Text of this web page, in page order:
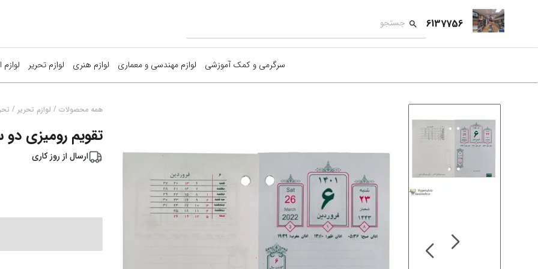
6137756
سرگرمی و کمک آموزشی
نمایش همه محصولات
لوازم مهندسی و معماری
مهندسی(ماشین حساب-چراغ مطالعه..)
معماری(ماکت-بالسا-فوم برد ...)
لوازم هنری
سایر وسایل هنری
لوازم طراحی
لوازم نقاشی
لوازم تحریر
وسایل
سایر(چسب-
کوله-جامدادی-
نوشت
لوازم
همه محصولات / لوازم تحریر /
تقویم رومیزی دو
ارسال از روز کاری